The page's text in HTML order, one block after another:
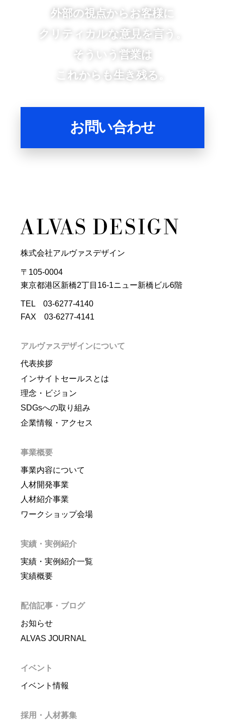
外部の視点からお客様に
クリティカルな意見を言う。
そういう営業は
これからも生き残る。
お問い合わせ
株式会社アルヴァスデザイン
〒105-0004
東京都港区新橋2丁目16-1ニュー新橋ビル6階
TEL 03-6277-4140
FAX 03-6277-4141
アルヴァスデザインについて
代表挨拶
インサイトセールスとは
理念・ビジョン
SDGsへの取り組み
企業情報・アクセス
事業概要
事業内容について
人材開発事業
人材紹介事業
ワークショップ会場
実績・実例紹介
実績・実例紹介一覧
実績概要
配信記事・ブログ
お知らせ
ALVAS JOURNAL
イベント
イベント情報
採用・人材募集